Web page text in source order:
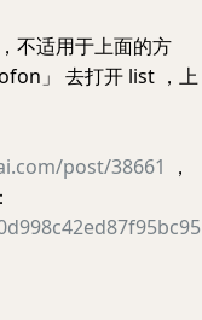
不适用于上面的方
」 去打开 list ，上
post/38661
，